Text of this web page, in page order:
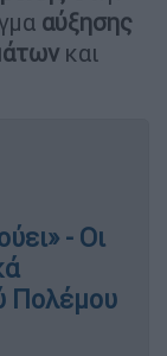
αύξησης
και
- Οι
Πολέμου